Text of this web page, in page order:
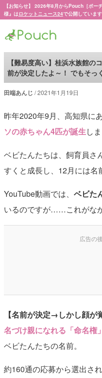
【お知らせ】 2026年8月からPouch［ポー
様』はロケットニュース24で公開しています
【難易度高い】桂浜水族館の
前が決定したよ～！ でもそ
田端あんじ 2021年1月19日
昨年2020年9月、高知県に
ソの赤ちゃん4匹が誕生しま
ベビたんたちは、飼育員さ
すくと成長し、12月には名
YouTube動画では、 ベビた
いるのですが……これがな
【名前が決定→しかし顔が
名づけ親になれる「命名権
ベビたんたちの名前。
約160通の応募から選出され